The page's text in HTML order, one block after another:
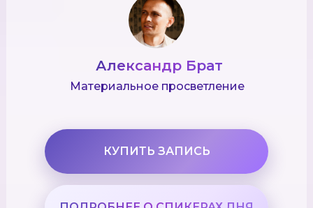
Материальное просветление
Александр Брат
КУПИТЬ ЗАПИСЬ